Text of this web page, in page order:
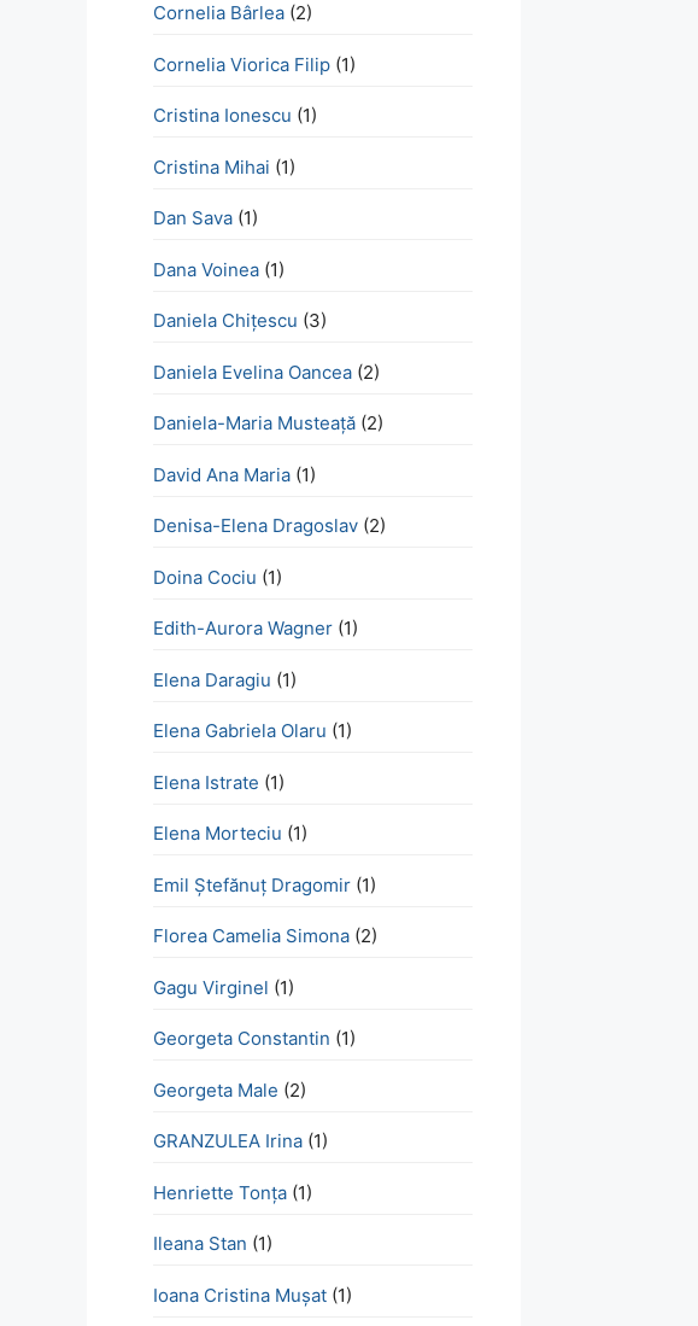
Cornelia Bârlea (2)
Cornelia Viorica Filip (1)
Cristina Ionescu (1)
Cristina Mihai (1)
Dan Sava (1)
Dana Voinea (1)
Daniela Chițescu (3)
Daniela Evelina Oancea (2)
Daniela-Maria Musteață (2)
David Ana Maria (1)
Denisa-Elena Dragoslav (2)
Doina Cociu (1)
Edith-Aurora Wagner (1)
Elena Daragiu (1)
Elena Gabriela Olaru (1)
Elena Istrate (1)
Elena Morteciu (1)
Emil Ștefănuț Dragomir (1)
Florea Camelia Simona (2)
Gagu Virginel (1)
Georgeta Constantin (1)
Georgeta Male (2)
GRANZULEA Irina (1)
Henriette Tonţa (1)
Ileana Stan (1)
Ioana Cristina Mușat (1)